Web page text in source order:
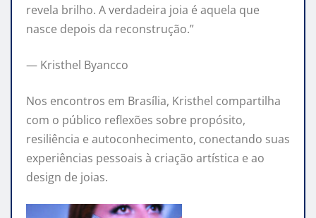
revela brilho. A verdadeira joia é aquela que
nasce depois da reconstrução.”
— Kristhel Byancco
Nos encontros em Brasília, Kristhel compartilha
com o público reflexões sobre propósito,
resiliência e autoconhecimento, conectando suas
experiências pessoais à criação artística e ao
design de joias.